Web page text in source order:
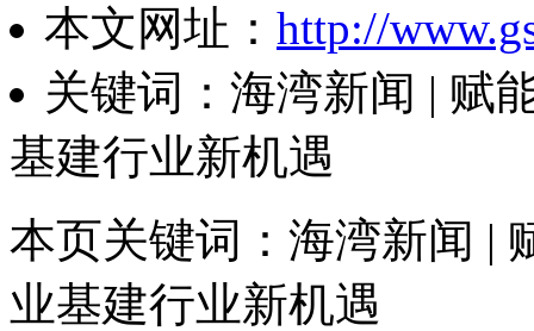
本文网址： http://
关键词：海湾新闻 | 赋
基建行业新机遇
本页关键词：海湾新闻 |
业基建行业新机遇